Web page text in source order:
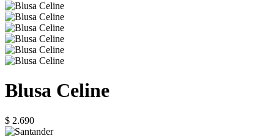
Blusa Celine
$ 2.690